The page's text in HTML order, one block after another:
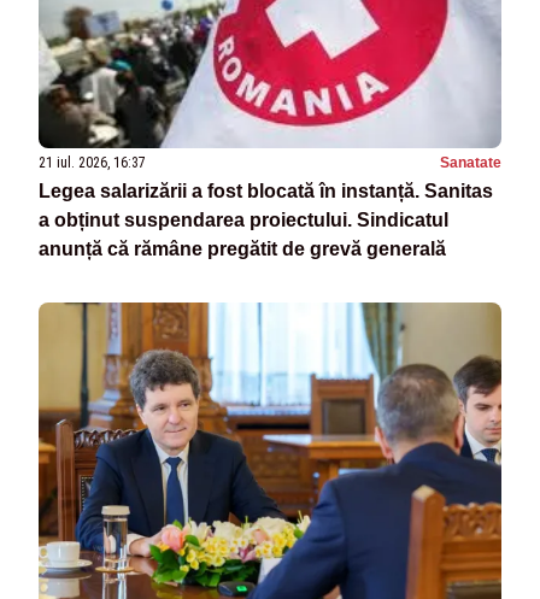
21 iul. 2026, 16:37 Sanatate
Legea salarizării a fost blocată în instanță. Sanitas
a obținut suspendarea proiectului. Sindicatul
anunță că rămâne pregătit de grevă generală